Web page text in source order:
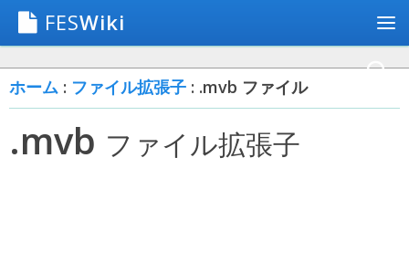
FESWiki
ホーム : ファイル拡張子 : .mvb ファイル
.mvb ファイル拡張子